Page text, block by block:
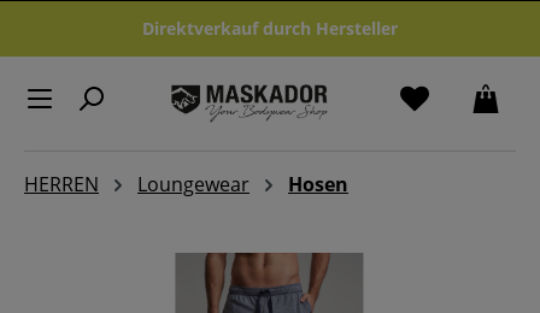
Zum Hauptinhalt springenDirektverkauf durch Hersteller
HERREN Loungewear Hosen